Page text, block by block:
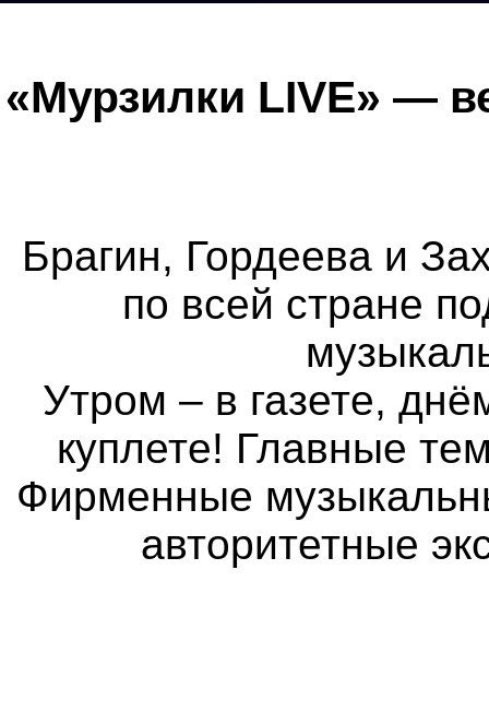
«Мурзилки LIVE» —
Брагин, Гордеева и
по всей стране
Утром – в газете,
куплете! Главные
Фирменные
авторитетные